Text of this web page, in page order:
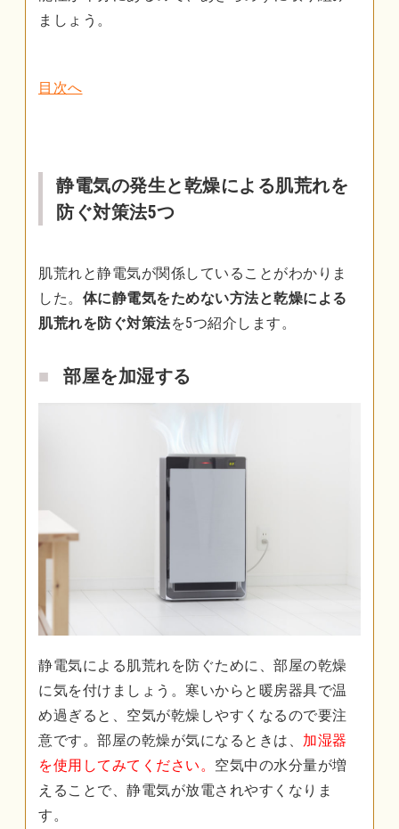
ましょう。
目次へ
静電気の発生と乾燥による肌荒れを
防ぐ対策法5つ
肌荒れと静電気が関係していることがわかりま
した。 体に静電気をためない方法と乾燥による
肌荒れを防ぐ対策法を5つ紹介します。
部屋を加湿する
静電気による肌荒れを防ぐために、部屋の乾燥
に気を付けましょう。寒いからと暖房器具で温
め過ぎると、空気が乾燥しやすくなるので要注
意です。部屋の乾燥が気になるときは、 加湿器
を使用してみてください。 空気中の水分量が増
えることで、静電気が放電されやすくなりま
す。